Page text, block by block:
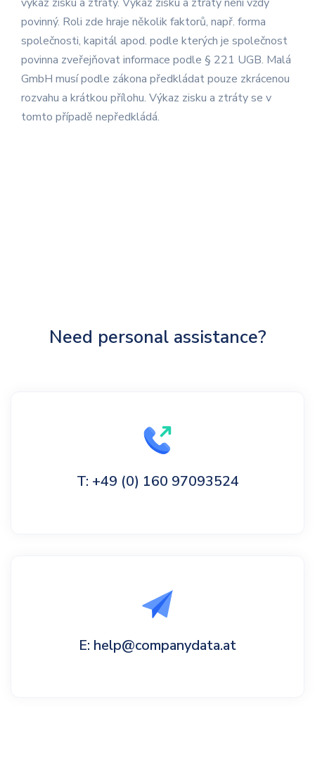
povinný. Roli zde hraje několik faktorů, např. forma
společnosti, kapitál apod. podle kterých je společnost
povinna zveřejňovat informace podle § 221 UGB. Malá
GmbH musí podle zákona předkládat pouze zkrácenou
rozvahu a krátkou přílohu. Výkaz zisku a ztráty se v
tomto případě nepředkládá.
Need personal assistance?
T: +49 (0) 160 97093524
E: help@companydata.at